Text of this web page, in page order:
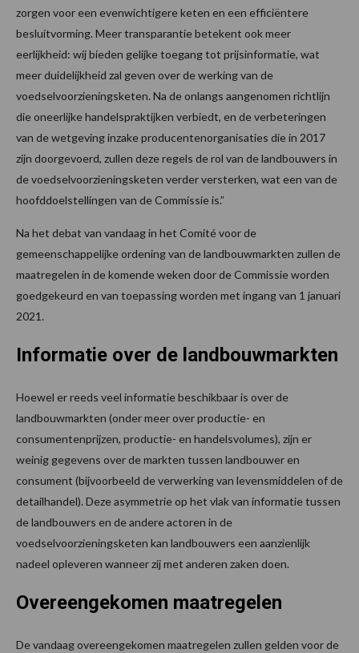
zorgen voor een evenwichtigere keten en een efficiëntere
besluitvorming. Meer transparantie betekent ook meer
eerlijkheid: wij bieden gelijke toegang tot prijsinformatie, wat
meer duidelijkheid zal geven over de werking van de
voedselvoorzieningsketen. Na de onlangs aangenomen richtlijn
die oneerlijke handelspraktijken verbiedt, en de verbeteringen
van de wetgeving inzake producentenorganisaties die in 2017
zijn doorgevoerd, zullen deze regels de rol van de landbouwers in
de voedselvoorzieningsketen verder versterken, wat een van de
hoofddoelstellingen van de Commissie is.”
Na het debat van vandaag in het Comité voor de
gemeenschappelijke ordening van de landbouwmarkten zullen de
maatregelen in de komende weken door de Commissie worden
goedgekeurd en van toepassing worden met ingang van 1 januari
2021.
Informatie over de landbouwmarkten
Hoewel er reeds veel informatie beschikbaar is over de
landbouwmarkten (onder meer over productie- en
consumentenprijzen, productie- en handelsvolumes), zijn er
weinig gegevens over de markten tussen landbouwer en
consument (bijvoorbeeld de verwerking van levensmiddelen of de
detailhandel). Deze asymmetrie op het vlak van informatie tussen
de landbouwers en de andere actoren in de
voedselvoorzieningsketen kan landbouwers een aanzienlijk
nadeel opleveren wanneer zij met anderen zaken doen.
Overeengekomen maatregelen
De vandaag overeengekomen maatregelen zullen gelden voor de